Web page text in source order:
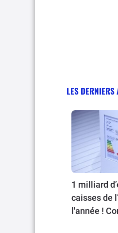
LES DERNIERS
1 milliard
caisses de
l'année !